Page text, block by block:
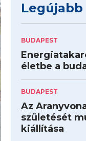
BUDAPEST
életbe a
BUDAPEST
Az
születését
kiállítása